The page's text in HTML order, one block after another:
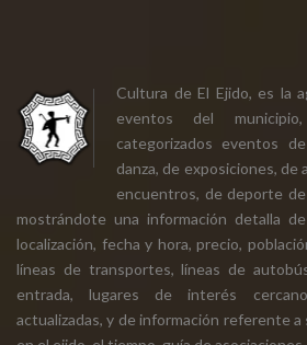
Cultura de El Ejido, es la
eventos del
categorizados eventos
danza, de exposiciones, de
encuentros, de deporte
mostrándote una información detalla
localización, fecha y hora, precio,
líneas de transportes, líneas de
entrada, lugares de interés
actualizadas, y de información referente a